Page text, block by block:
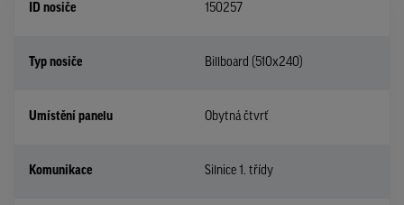
ID nosiče 150257
Typ nosiče Billboard (510x240)
Umístění panelu Obytná čtvrť
Komunikace Silnice 1. třídy